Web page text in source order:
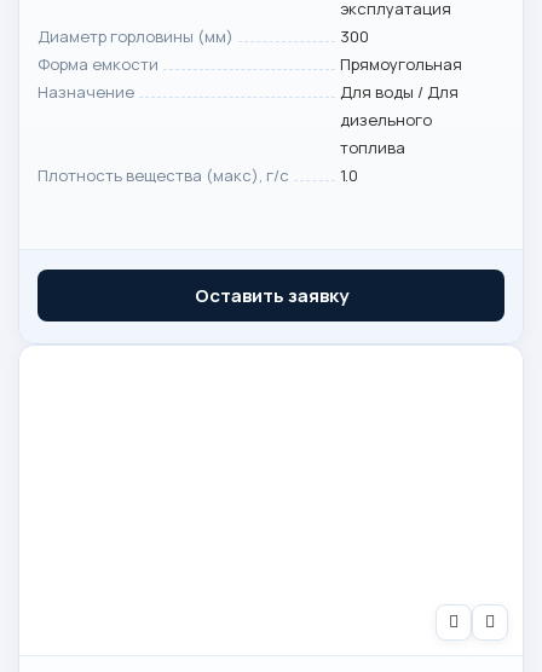
эксплуатация
Диаметр горловины (мм)
300
Форма емкости
Прямоугольная
Назначение
Для воды / Для
дизельного
топлива
Плотность вещества (макс), г/с
1.0
Оставить заявку